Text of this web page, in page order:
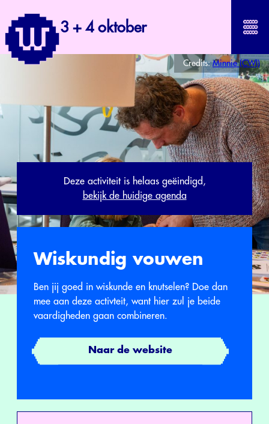
3 + 4 oktober
Credits:Minnie (CWI)
Deze activiteit is helaas geëindigd,
bekijk de huidige agenda
Wiskundig vouwen
Ben jij goed in wiskunde en knutselen? Doe dan
mee aan deze activteit, want hier zul je beide
vaardigheden gaan combineren.
Naar de website